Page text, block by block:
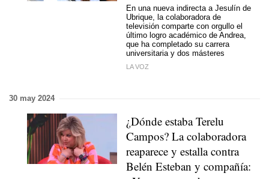
En una nueva indirecta a Jesulín de
Ubrique, la colaboradora de
televisión comparte con orgullo el
último logro académico de Andrea,
que ha completado su carrera
universitaria y dos másteres
LA VOZ
30 may 2024
¿Dónde estaba Terelu
Campos? La colaboradora
reaparece y estalla contra
Belén Esteban y compañía: